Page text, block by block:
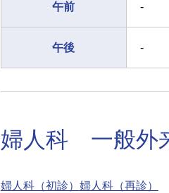
午前 -
午後 -
婦人科 一般外
婦人科（初診） 婦人科（再診）